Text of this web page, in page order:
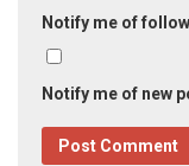
Notify me of
Notify me of new